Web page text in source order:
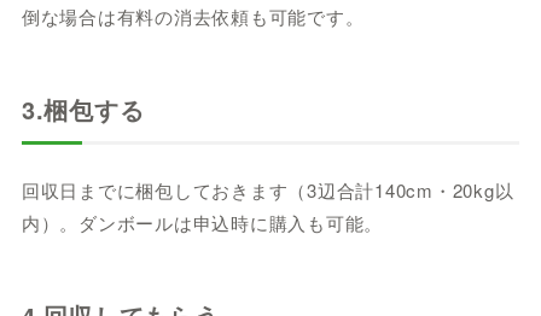
倒な場合は有料の消去依頼も可能です。
3.梱包する
回収日までに梱包しておきます（3辺合計140cm・20kg以
内）。ダンボールは申込時に購入も可能。